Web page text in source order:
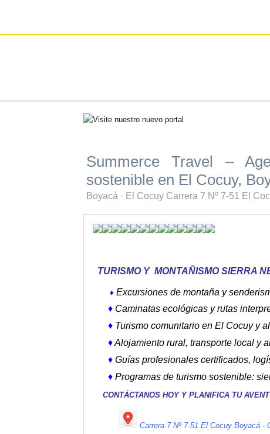
Summerce Travel –
sostenible en El Cocuy,
Boyacá · El Cocuy Carrera 7 Nº 7-51 El
TURISMO Y MONTAÑISMO SIERRA
♦ Excursiones de montaña y
♦ Caminatas ecológicas y rutas
♦ Turismo comunitario en El Cocuy y
♦Alojamiento rural, transporte local y
♦ Guías profesionales certificados,
♦ Programas de turismo sostenible:
CONTÁCTANOS HOY Y PLANIFICA TU
Carrera 7 Nº 7-51 El Cocuy Boyacá -